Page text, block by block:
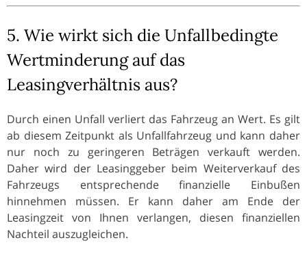
5. Wie wirkt sich die Unfallbedingte
Wertminderung auf das
Leasingverhältnis aus?
Durch einen Unfall verliert das Fahrzeug an Wert. Es gilt
ab diesem Zeitpunkt als Unfallfahrzeug und kann daher
nur noch zu geringeren Beträgen verkauft werden.
Daher wird der Leasinggeber beim Weiterverkauf des
Fahrzeugs entsprechende finanzielle Einbußen
hinnehmen müssen. Er kann daher am Ende der
Leasingzeit von Ihnen verlangen, diesen finanziellen
Nachteil auszugleichen.